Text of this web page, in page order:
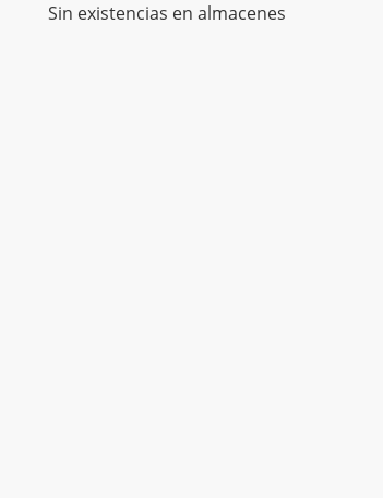
Sin existencias en almacenes